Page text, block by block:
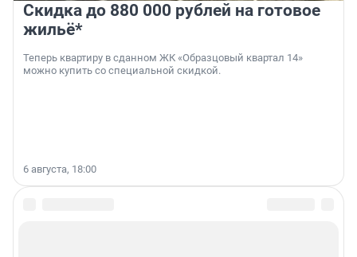
Скидка до 880 000 рублей на готовое
жильё*
Теперь квартиру в сданном ЖК «Образцовый квартал 14»
можно купить со специальной скидкой.
6 августа, 18:00